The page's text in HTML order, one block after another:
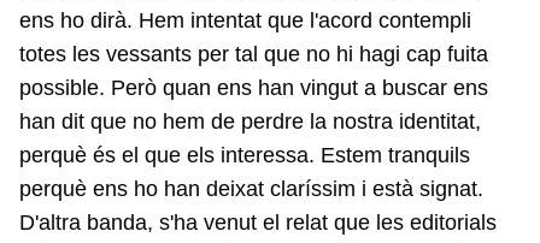
ens ho dirà. Hem intentat que l'acord contempli
totes les vessants per tal que no hi hagi cap fuita
possible. Però quan ens han vingut a buscar ens
han dit que no hem de perdre la nostra identitat,
perquè és el que els interessa. Estem tranquils
perquè ens ho han deixat claríssim i està signat.
D'altra banda, s'ha venut el relat que les editorials